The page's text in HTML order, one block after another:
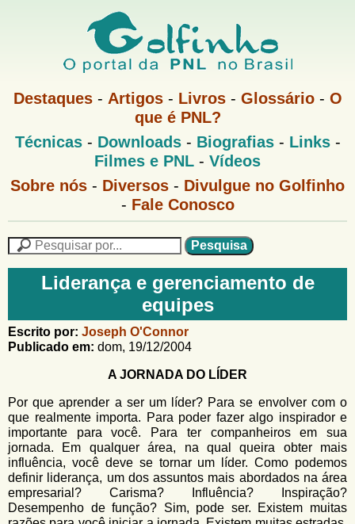
Pular
para
o
principal
G
f
i
n
h
M
u
Destaques- Artigos- Livros- Glossário- O
que é PNL?
M
e
P
Técnicas- Downloads- Biografias- Links-
Filmes e PNL - Vídeos
G
n
e
n
u
Sobre nós - Diversos - Divulgue no Golfinho
- Fale Conosco
F
m
á
r
i
o
d
e
i
s
a
G
o
l
f
i
n
h
o
Liderança e gerenciamento de
equipes
Escrito por: Joseph O'Connor
Publicado em: dom, 19/12/2004
A JORNADA DO LÍDER
Por que aprender a ser um líder? Para se envolver com o
que realmente importa. Para poder fazer algo inspirador e
importante para você. Para ter companheiros em sua
jornada. Em qualquer área, na qual queira obter mais
influência, você deve se tornar um líder. Como podemos
definir liderança, um dos assuntos mais abordados na área
empresarial? Carisma? Influência? Inspiração?
Desempenho de função? Sim, pode ser. Existem muitas